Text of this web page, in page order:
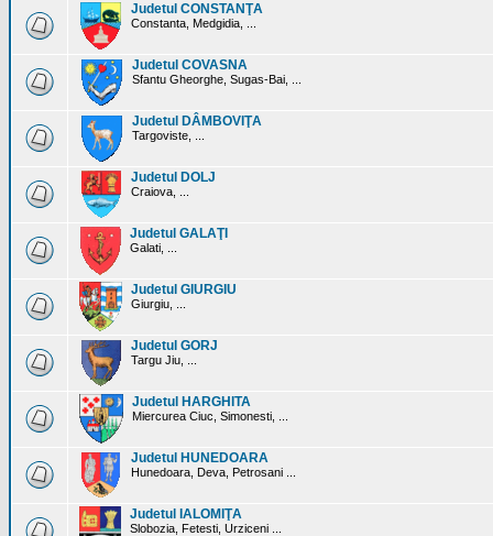
Judetul CONSTANŢA
Constanta, Medgidia, ...
Judetul COVASNA
Sfantu Gheorghe, Sugas-Bai, ...
Judetul DÂMBOVIŢA
Targoviste, ...
Judetul DOLJ
Craiova, ...
Judetul GALAŢI
Galati, ...
Judetul GIURGIU
Giurgiu, ...
Judetul GORJ
Targu Jiu, ...
Judetul HARGHITA
Miercurea Ciuc, Simonesti, ...
Judetul HUNEDOARA
Hunedoara, Deva, Petrosani ...
Judetul IALOMIŢA
Slobozia, Fetesti, Urziceni ...